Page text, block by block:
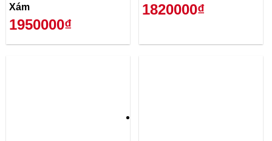
Xám
1950000₫
1820000₫